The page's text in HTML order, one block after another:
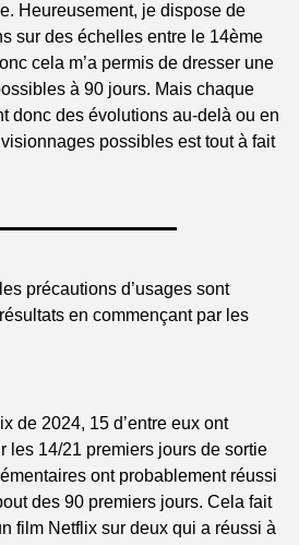
Heureusement, je dispose de
sur des échelles entre le 14ème
cela m’a permis de dresser une
à 90 jours. Mais chaque
donc des évolutions au-delà ou en
possibles est tout à fait
précautions d’usages sont
en commençant par les
de 2024, 15 d’entre eux ont
les 14/21 premiers jours de sortie
ont probablement réussi
des 90 premiers jours. Cela fait
film Netflix sur deux qui a réussi à